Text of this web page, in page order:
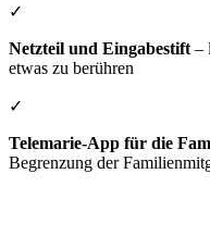
✓
Netzteil und Eingabestift –
etwas zu berühren
✓
Telemarie-App für die
Begrenzung der